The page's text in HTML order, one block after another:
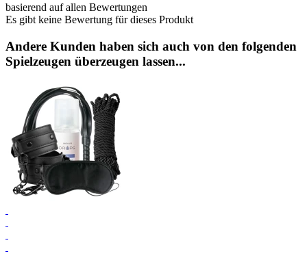
basierend auf allen Bewertungen
Es gibt keine Bewertung für dieses Produkt
Andere Kunden haben sich auch von den folgenden
Spielzeugen überzeugen lassen...